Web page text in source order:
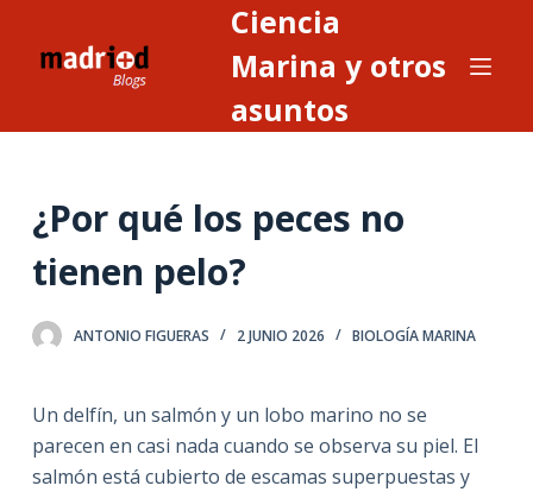
n
n
Ciencia
Marina y otros
asuntos
¿Por qué los peces no
tienen pelo?
ANTONIO FIGUERAS 2 JUNIO 2026 BIOLOGÍA MARINA
Un delfín, un salmón y un lobo marino no se
parecen en casi nada cuando se observa su piel. El
salmón está cubierto de escamas superpuestas y